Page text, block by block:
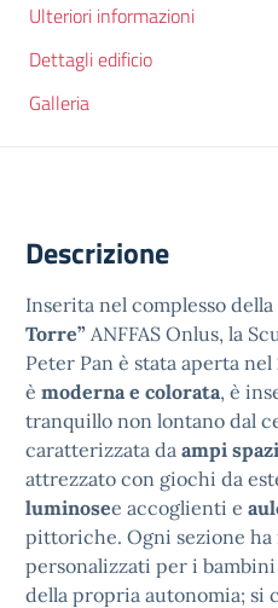
Ulteriori informazioni
Dettagli edificio
Galleria
Descrizione
Inserita nel complesso della
Torre” ANFFAS Onlus, la
Peter Pan è stata aperta nel
è moderna e colorata, è
tranquillo non lontano dal
caratterizzata da ampi spazi
attrezzato con giochi da
luminosee accoglienti e
pittoriche. Ogni sezione
personalizzati per i
della propria autonomia; si